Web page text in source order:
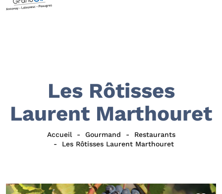
Les Rôtisses
Laurent Marthouret
Accueil Gourmand
Restaurants
Les Rôtisses Laurent Marthouret